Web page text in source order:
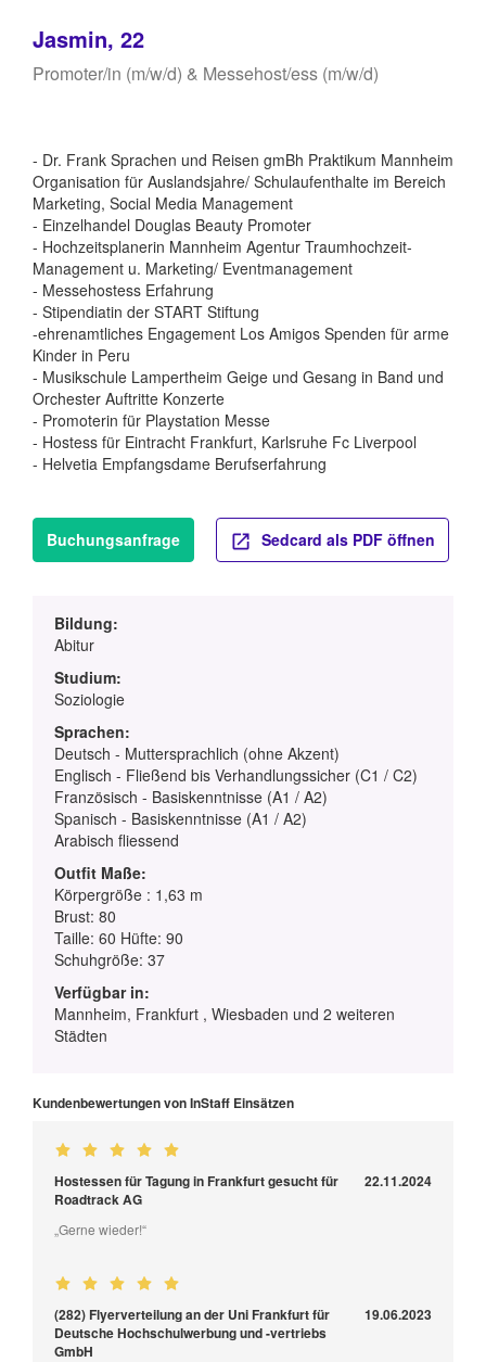
Jasmin, 22
Promoter/in (m/w/d) & Messehost/ess (m/w/d)
- Dr. Frank Sprachen und Reisen gmBh Praktikum Mannheim
Organisation für Auslandsjahre/ Schulaufenthalte im Bereich
Marketing, Social Media Management
- Einzelhandel Douglas Beauty Promoter
- Hochzeitsplanerin Mannheim Agentur Traumhochzeit-
Management u. Marketing/ Eventmanagement
- Messehostess Erfahrung
- Stipendiatin der START Stiftung
-ehrenamtliches Engagement Los Amigos Spenden für arme
Kinder in Peru
- Musikschule Lampertheim Geige und Gesang in Band und
Orchester Auftritte Konzerte
- Promoterin für Playstation Messe
- Hostess für Eintracht Frankfurt, Karlsruhe Fc Liverpool
- Helvetia Empfangsdame Berufserfahrung
Buchungsanfrage Sedcard als PDF öffnen
Bildung:
Abitur
Studium:
Soziologie
Sprachen:
Deutsch - Muttersprachlich (ohne Akzent)
Englisch - Fließend bis Verhandlungssicher (C1 / C2)
Französisch - Basiskenntnisse (A1 / A2)
Spanisch - Basiskenntnisse (A1 / A2)
Arabisch fliessend
Outfit Maße:
Körpergröße : 1,63 m
Brust: 80
Taille: 60 Hüfte: 90
Schuhgröße: 37
Verfügbar in:
Mannheim, Frankfurt , Wiesbaden und 2 weiteren
Städten
Kundenbewertungen von InStaff Einsätzen
Hostessen für Tagung in Frankfurt gesucht für
Roadtrack AG
22.11.2024
„Gerne wieder!“
(282) Flyerverteilung an der Uni Frankfurt für
Deutsche Hochschulwerbung und -vertriebs
GmbH
19.06.2023